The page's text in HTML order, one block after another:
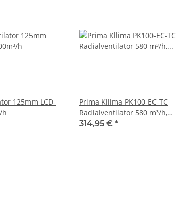
125mm LCD-
h
Prima Kllima PK100-EC-TC
Radialventilator 580 m³/h,
Temp./Drehzahl, Flansch: 100
314,95 € *